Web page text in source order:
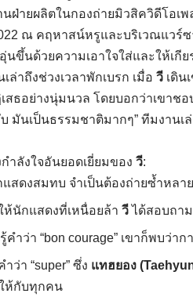
ายผลิตในกองถ่ายมิวสิควิดีโอเพล
ณ คฤหาสน์หรูและบริเวณแวร์
นขึ้นด้วยความเอาใจใส่และให้เกีย
าถึงช่วงเวลาพักเบรก เมื่อ วี เดิน
สธอย่างนุ่มนวล โดยบอกว่าเขาช
มันเป็นธรรมชาติมากๆ” ทีมงานเ
ำลังใจอันยอดเยี่ยมของ วี:
แสดงสมทบ จำเป็นต้องถ่ายซ้ำหลา
ห้นักแสดงที่เหนื่อยล้า วีได้สอบถาม
คำว่า “bon courage” เขาก็พบว่า
ว่า “super” ซึ่ง แทฮยอง
ห้กับทุกคน